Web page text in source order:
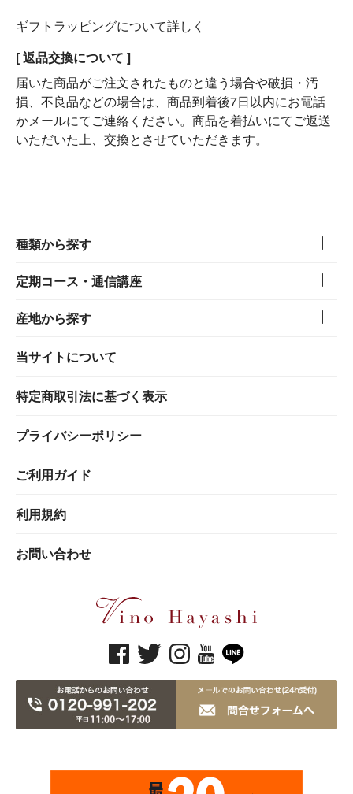
ギフトラッピングについて詳しく
[ 返品交換について ]
届いた商品がご注文されたものと違う場合や破損・汚
損、不良品などの場合は、商品到着後7日以内にお電話
かメールにてご連絡ください。商品を着払いにてご返送
いただいた上、交換とさせていただきます。
種類から探す
定期コース・通信講座
産地から探す
当サイトについて
特定商取引法に基づく表示
プライバシーポリシー
ご利用ガイド
利用規約
お問い合わせ